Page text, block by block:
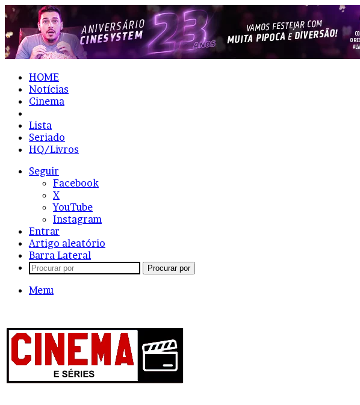
HOME
Notícias
Cinema
Lista
Seriado
HQ/Livros
Seguir
Facebook
X
YouTube
Instagram
Entrar
Artigo aleatório
Barra Lateral
Procurar por
Menu